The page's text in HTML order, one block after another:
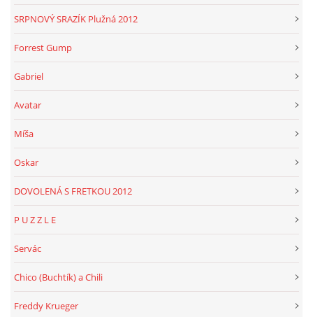
SRPNOVÝ SRAZÍK Plužná 2012
Forrest Gump
Gabriel
Avatar
Míša
Oskar
DOVOLENÁ S FRETKOU 2012
P U Z Z L E
Servác
Chico (Buchtík) a Chili
Freddy Krueger